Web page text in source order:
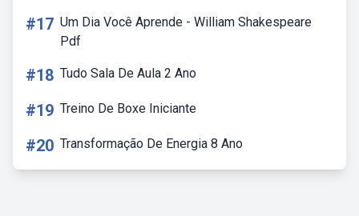
#17 Um Dia Você Aprende - William Shakespeare
Pdf
#18 Tudo Sala De Aula 2 Ano
#19 Treino De Boxe Iniciante
#20 Transformação De Energia 8 Ano